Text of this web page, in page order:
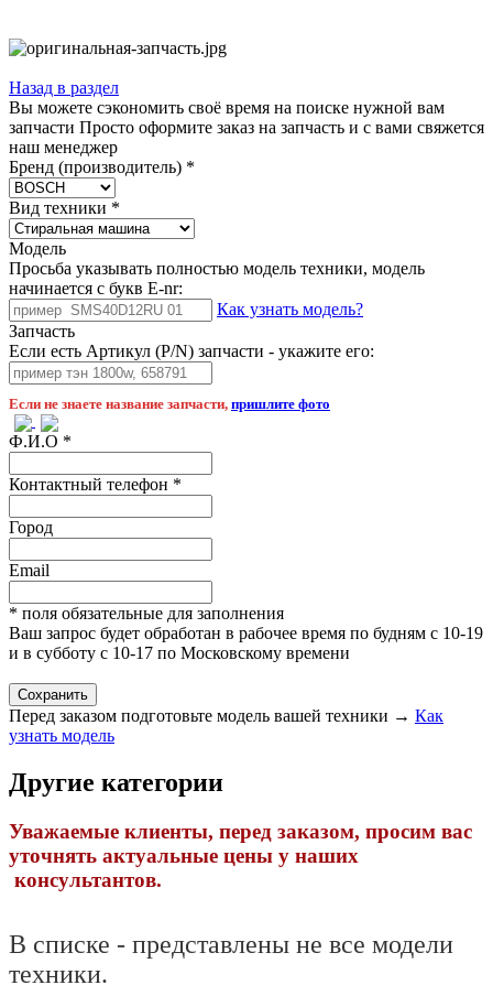
Назад в раздел
Вы можете сэкономить своё время на поиске нужной вам
запчасти Просто оформите заказ на запчасть и с вами свяжется
наш менеджер
Бренд (производитель) *
Вид техники *
Модель
Просьба указывать полностью модель техники, модель
начинается с букв E-nr:
Как узнать модель?
Запчасть
Если есть Артикул (P/N) запчасти - укажите его:
Если не знаете название запчасти, пришлите фото
Ф.И.О *
Контактный телефон *
Город
Email
* поля обязательные для заполнения
Ваш запрос будет обработан в рабочее время по будням с 10-19
и в субботу с 10-17 по Московскому времени
Перед заказом подготовьте модель вашей техники → Как
узнать модель
Другие категории
Уважаемые клиенты, перед заказом, просим вас
уточнять актуальные цены у наших
консультантов.
В списке - представлены не все модели
техники.